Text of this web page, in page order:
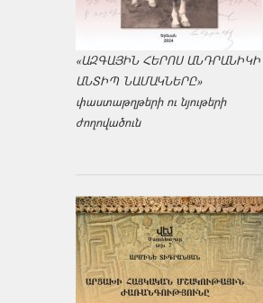
«ԱԶԳԱՅԻՆ ՀԵՐՈՍ ԱՆԴՐԱՆԻԿԻ
ԱՆՏԻՊ ՆԱՄԱԿՆԵՐԸ»
փաստաթղթերի ու նյութերի
ժողովածուն